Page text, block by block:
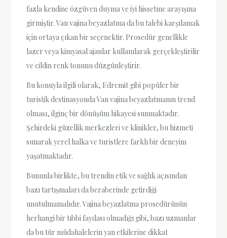
fazla kendine özgüven duyma ve iyi hissetme arayışına
girmiştir. Van vajina beyazlatma da bu talebi karşılamak
için ortaya çıkan bir seçenektir. Prosedür genellikle
lazer veya kimyasal ajanlar kullanılarak gerçekleştirilir
ve cildin renk tonunu düzgünleştirir.
Bu konuyla ilgili olarak, Edremit gibi popüler bir
turistik destinasyonda Van vajina beyazlatmanın trend
olması, ilginç bir dönüşüm hikayesi sunmaktadır.
Şehirdeki güzellik merkezleri ve klinikler, bu hizmeti
sunarak yerel halka ve turistlere farklı bir deneyim
yaşatmaktadır.
Bununla birlikte, bu trendin etik ve sağlık açısından
bazı tartışmaları da beraberinde getirdiği
unutulmamalıdır. Vajina beyazlatma prosedürünün
herhangi bir tıbbi faydası olmadığı gibi, bazı uzmanlar
da bu tür müdahalelerin yan etkilerine dikkat